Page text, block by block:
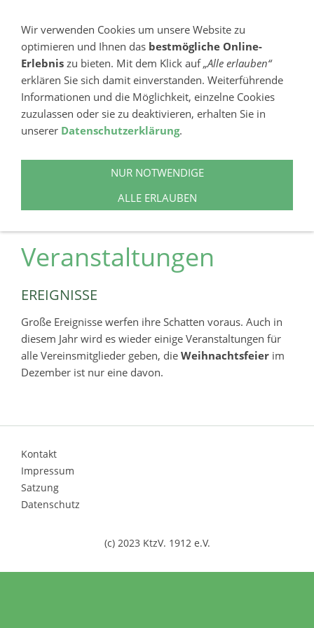
FRITZ-HUBER-STR. 19, 68165 MANNHEIM
Aktuelles &
Veranstaltungen
EREIGNISSE
Große Ereignisse werfen ihre Schatten voraus. Auch in
diesem Jahr wird es wieder einige Veranstaltungen für
alle Vereinsmitglieder geben, die Weihnachtsfeier im
Dezember ist nur eine davon.
Kontakt
Impressum
Satzung
Datenschutz
(c) 2023 KtzV. 1912 e.V.
Wir verwenden Cookies um unsere Website zu
optimieren und Ihnen das bestmögliche Online-
Erlebnis zu bieten. Mit dem Klick auf„Alle erlauben“
erklären Sie sich damit einverstanden. Weiterführende
Informationen und die Möglichkeit, einzelne Cookies
zuzulassen oder sie zu deaktivieren, erhalten Sie in
unserer Datenschutzerklärung.
NUR NOTWENDIGE
ALLE ERLAUBEN